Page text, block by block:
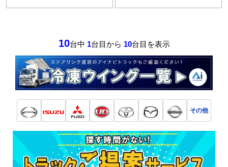
10台中 1台目から 10台目を表示
その他